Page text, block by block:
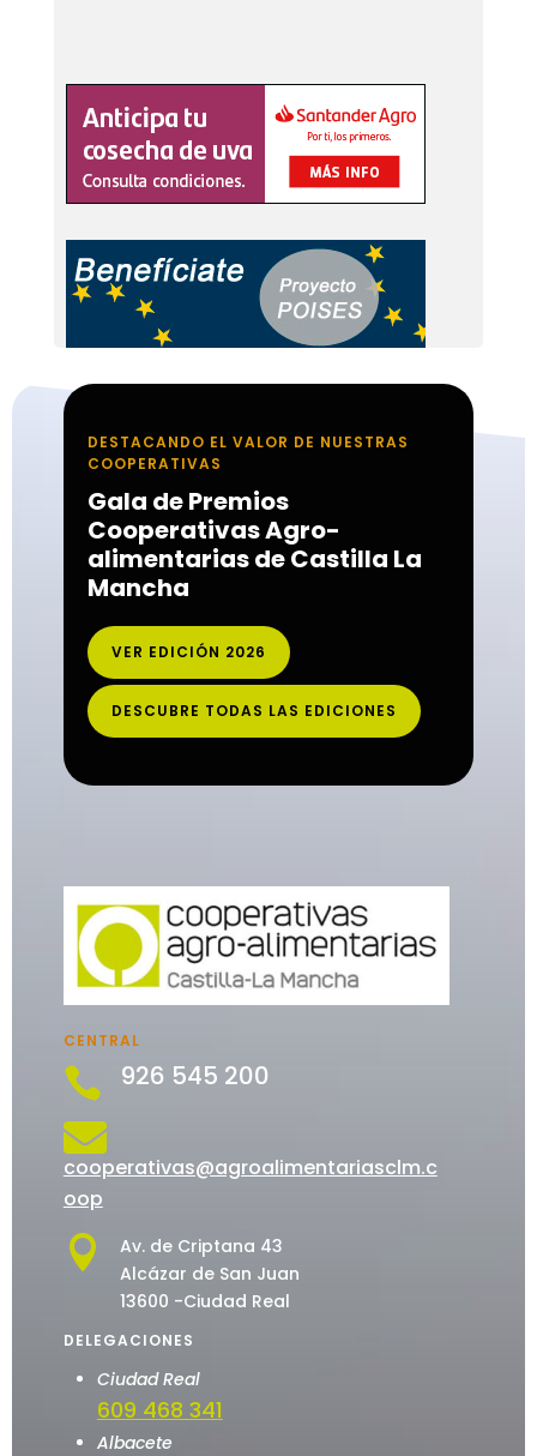
DESTACANDO EL VALOR DE NUESTRAS
COOPERATIVAS
Gala de Premios
Cooperativas Agro-
alimentarias de Castilla La
Mancha
VER EDICIÓN 2026
DESCUBRE TODAS LAS EDICIONES
CENTRAL
 926 545 200

cooperativas@agroalimentariasclm.c
oop

Av. de Criptana 43
Alcázar de San Juan
13600 -Ciudad Real
DELEGACIONES
Ciudad Real
609 468 341
Albacete